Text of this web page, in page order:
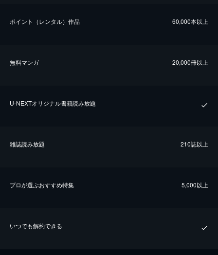
ポイント（レンタル）作品 60,000本以上
無料マンガ 20,000冊以上
U-NEXTオリジナル書籍読み放題
雑誌読み放題 210誌以上
プロが選ぶおすすめ特集 5,000以上
いつでも解約できる